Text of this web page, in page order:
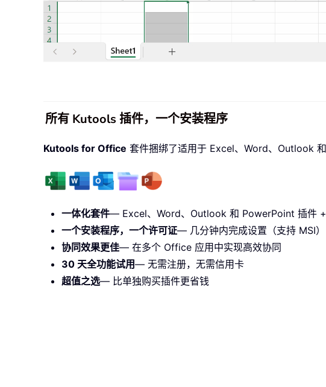
所有 Kutools 插件，一个安装程序
Kutools for Office 套件捆绑了适用于 Excel、Word、Outlook
一体化套件— Excel、Word、Outlook 和 PowerPoint 插件
一个安装程序，一个许可证— 几分钟内完成设置（支持 MSI）
协同效果更佳— 在多个 Office 应用中实现高效协同
30 天全功能试用— 无需注册，无需信用卡
超值之选— 比单独购买插件更省钱